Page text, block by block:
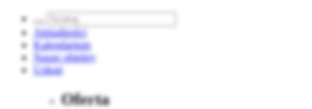
Aktualności
Kalendarium
Nasze obiekty
Usługi
Oferta